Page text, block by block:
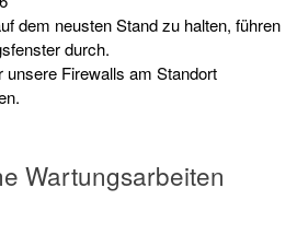
dem neusten Stand zu halten, führen
durch.
Firewalls am Standort
Wartungsarbeiten